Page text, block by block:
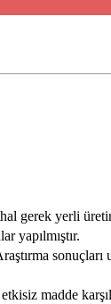
gerek yerli
yapılmıştır.
madde